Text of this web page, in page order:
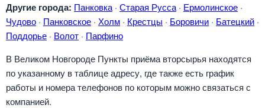
Другие города: Панковка · Старая Русса · Ермолинское ·
Чудово · Панковское · Холм · Крестцы · Боровичи · Батецкий ·
Поддорье · Волот · Парфино
В Великом Новгороде Пункты приёма вторсырья находятся
по указанному в таблице адресу, где также есть график
работы и номера телефонов по которым можно связаться с
компанией.